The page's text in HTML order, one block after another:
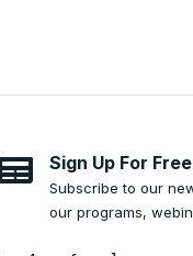
Sign Up For Free
Subscribe to our
our programs,